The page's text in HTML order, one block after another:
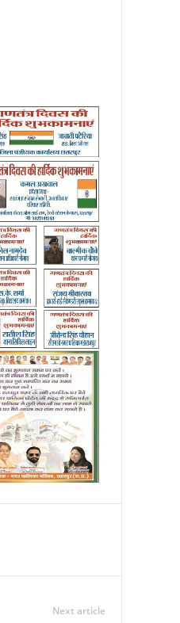
Next article